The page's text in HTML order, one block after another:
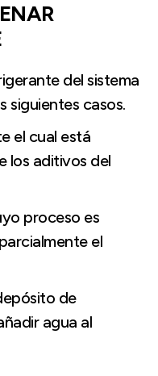
del sistema
siguientes casos.
el cual está
los aditivos del
proceso es
el
de
agua al